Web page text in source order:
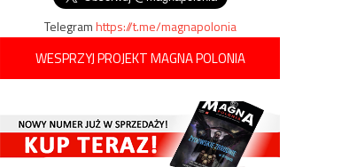
Telegramhttps://t.me/magnapolonia
WESPRZYJ PROJEKT MAGNA POLONIA